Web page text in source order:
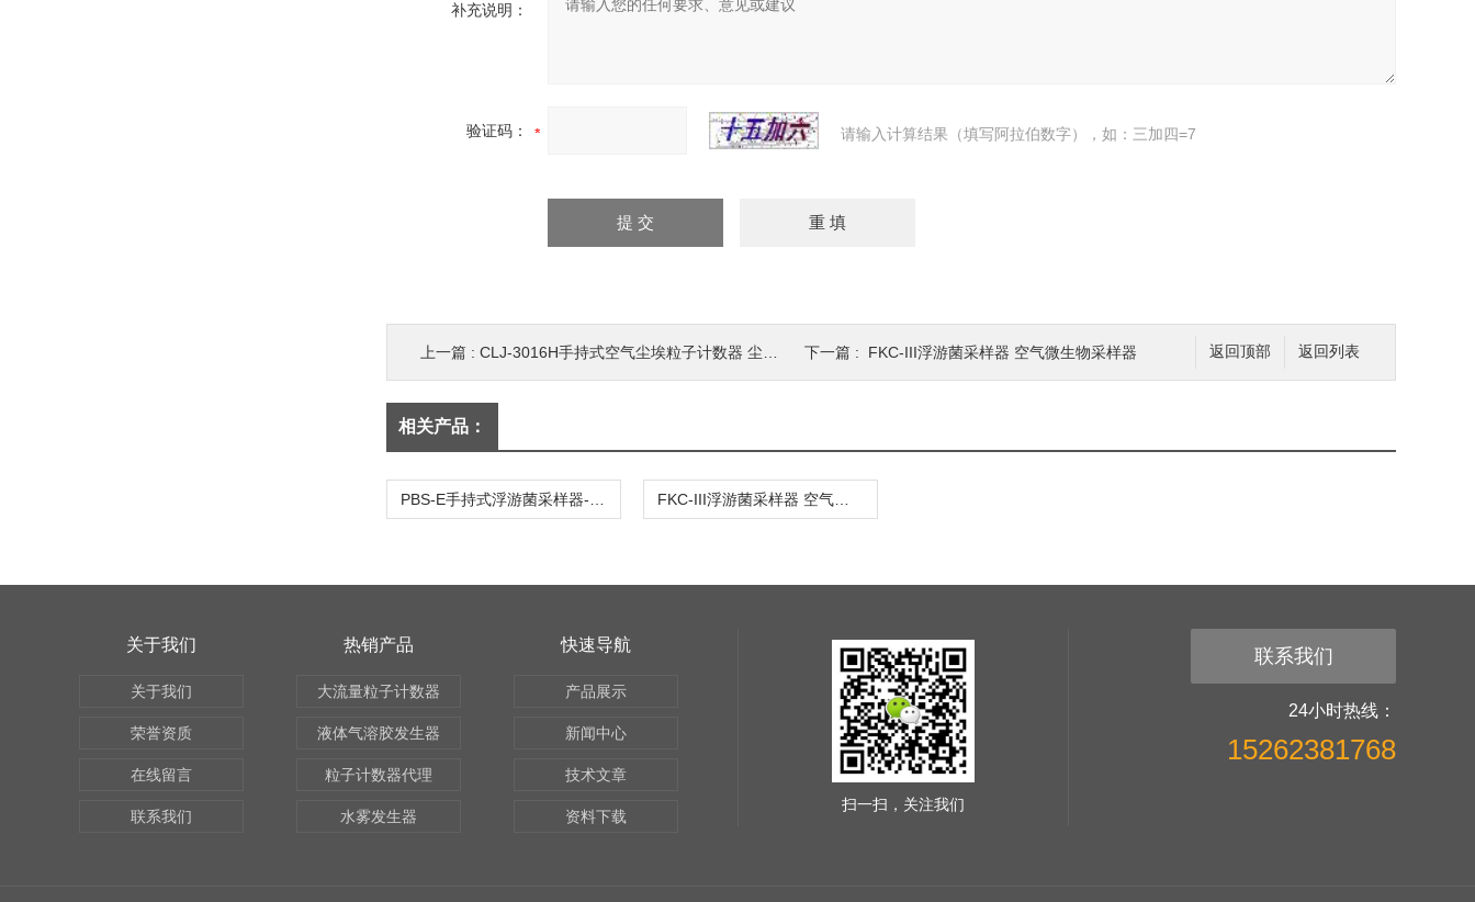
补充说明：
验证码： 请输入计算结果（填写阿拉伯数字），如：三加四=7
返回列表
返回顶部
上一篇 : CLJ-3016H手持式空气尘埃粒子计数器 尘埃粒子检测仪 下一篇 : FKC-III浮游菌采样器 空气微生物采样器
相关产品：
关于我们
关于我们
荣誉资质
在线留言
联系我们
热销产品
大流量粒子计数器
液体气溶胶发生器
粒子计数器代理
水雾发生器
快速导航
产品展示
新闻中心
技术文章
资料下载
扫一扫，关注我们
联系我们
24小时热线：
15262381768